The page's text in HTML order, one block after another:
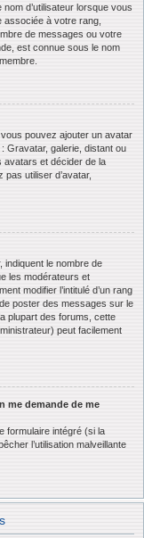
d’utilisateur lorsque vous
associée à votre rang,
de messages ou votre
est connue sous le nom
vous pouvez ajouter un avatar
Gravatar, galerie, distant ou
avatars et décider de la
utiliser d’avatar,
indiquent le nombre de
les modérateurs et
modifier l’intitulé d’un rang
poster des messages sur le
plupart des forums, cette
peut facilement
me demande de me
formulaire intégré (si la
l’utilisation malveillante